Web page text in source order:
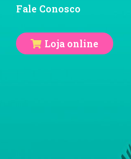
Fale Conosco
Loja online